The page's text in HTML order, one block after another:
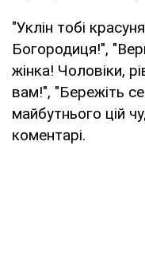
"Уклін тобі
Богородиця!",
жінка! Чоловіки,
вам!", "Бережіть
майбутнього цій
коментарі.